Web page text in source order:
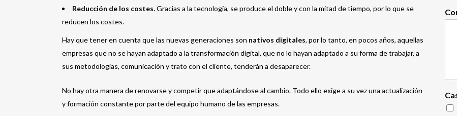
Reducción de los costes.Gracias a la tecnología, se produce el doble y con la mitad de tiempo, por lo que se
reducen los costes.
Hay que tener en cuenta que las nuevas generaciones son nativos digitales, por lo tanto, en pocos años, aquellas
empresas que no se hayan adaptado a la transformación digital, que no lo hayan adaptado a su forma de trabajar, a
sus metodologías, comunicación y trato con el cliente, tenderán a desaparecer.
No hay otra manera de renovarse y competir que adaptándose al cambio. Todo ello exige a su vez una actualización
y formación constante por parte del equipo humano de las empresas.